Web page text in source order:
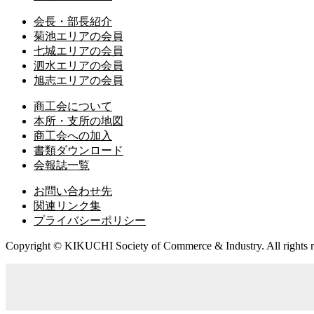
会長・部長紹介
菊池エリアの会員
七城エリアの会員
泗水エリアの会員
旭志エリアの会員
商工会について
本所・支所の地図
商工会への加入
書類ダウンロード
会報誌一覧
お問い合わせ先
関連リンク集
プライバシーポリシー
Copyright © KIKUCHI Society of Commerce & Industry. All rights